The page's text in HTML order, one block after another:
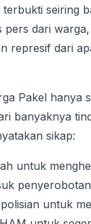
seiring
dari
represif dari
Pakel
banyaknya
sikap:
untuk
untuk